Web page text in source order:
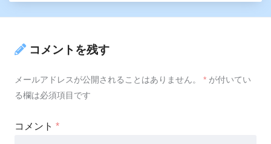
コメントを残す
メールアドレスが公開されることはありません。 * が付いてい
る欄は必須項目です
コメント *